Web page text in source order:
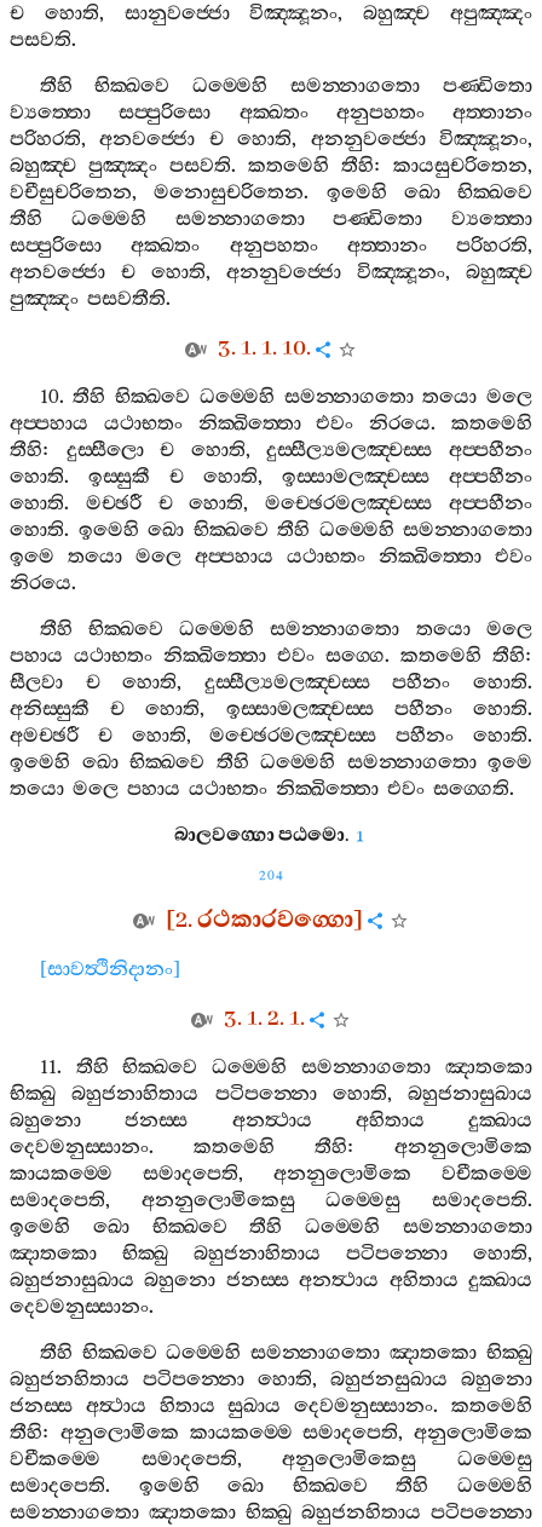
ච
හොති, සානුවජ‍්ජො විඤ‍්ඤූනං,බහුඤ‍්ච
අපුඤ‍්ඤං
පසවති.
තීහි
භික‍්ඛවෙ ධම‍්මෙහි සමන‍්නාගතො
පණ‍්ඩිතො
ව්‍යත‍්තො
සප‍්පුරිසො අක‍්ඛතං අනුපහතං
අත‍්තානං
පරිහරති,අනවජ‍්ජො ච හොති, අනනුවජ‍්ජො විඤ‍්ඤූනං,
බහුඤ‍්ච පුඤ‍්ඤං පසවති. කතමෙහි තීහි: කායසුචරිතෙන,
වචීසුචරිතෙන,මනොසුචරිතෙන. ඉමෙහි ඛො
භික‍්ඛවෙ
තීහි
ධම‍්මෙහි සමන‍්නාගතො පණ‍්ඩිතො
ව්‍යත‍්තො
සප‍්පුරිසො
අක‍්ඛතං අනුපහතං අත‍්තානං පරිහරති,
අනවජ‍්ජො
ච හොති, අනනුවජ‍්ජො විඤ‍්ඤූනං, බහුඤ‍්ච
පුඤ‍්ඤං පසවතීති.
3. 1. 1. 10.
10.තීහි භික‍්ඛවෙ ධම‍්මෙහි සමන‍්නාගතො තයො මලෙ
අප‍්පහාය
යථාභතං නික‍්ඛිත‍්තො එවං නිරයෙ.කතමෙහි
තීහි: දුස‍්සීලො ච හොති,දුස‍්සීල්‍යමලඤ‍්චස‍්ස
අප‍්පහීනං
හොති. ඉස‍්සුකී ච හොති, ඉස‍්සාමලඤ‍්චස‍්ස
අප‍්පහීනං
හොති. මච‍්ඡරී ච හොති,මච‍්ඡෙරමලඤ‍්චස‍්ස
අප‍්පහීනං
හොති. ඉමෙහි ඛො භික‍්ඛවෙ තීහි ධම‍්මෙහි සමන‍්නාගතො
ඉමෙ
තයො මලෙ අප‍්පහාය යථාභතං නික‍්ඛිත‍්තො එවං
නිරයෙ.
තීහි
භික‍්ඛවෙ ධම‍්මෙහි සමන‍්නාගතො තයො
මලෙ
පහාය යථාභතං නික‍්ඛිත‍්තො එවං සග‍්ගෙ. කතමෙහි තීහි:
සීලවා
ච හොති, දුස‍්සීල්‍යමලඤ‍්චස‍්ස පහීනං හොති.
අනිස‍්සුකී
ච හොති, ඉස‍්සාමලඤ‍්චස‍්ස පහීනං හොති.
අමච‍්ඡරී
ච හොති,මච‍්ඡෙරමලඤ‍්චස‍්ස පහීනං හොති.
ඉමෙහි ඛො භික‍්ඛවෙ තීහි ධම‍්මෙහි සමන‍්නාගතො ඉමෙ
තයො මලෙ පහාය යථාභතං නික‍්ඛිත‍්තො එවං සග‍්ගෙති.
බාලවග‍්ගොපඨමො. 1
204
[2.රථකාරවග‍්ගො]
[සාවත්‍ථිනිදානං]
3. 1. 2. 1.
11. තීහි භික‍්ඛවෙ ධම‍්මෙහි සමන‍්නාගතො
ඤාතකො
භික‍්ඛු
බහුජනාහිතාය පටිපන‍්නො හොති, බහුජනාසුඛාය
බහුනො
ජනස‍්ස අනත්‍ථාය අහිතාය
දුක‍්ඛාය
දෙවමනුස‍්සානං. කතමෙහි තීහි: අනනුලොමිකෙ
කායකම‍්මෙ
සමාදපෙති, අනනුලොමිකෙ
වචීකම‍්මෙ
සමාදපෙති, අනනුලොමිකෙසු ධම‍්මෙසු සමාදපෙති.
ඉමෙහි
ඛො භික‍්ඛවෙ තීහි ධම‍්මෙහි
සමන‍්නාගතො
ඤාතකො
භික‍්ඛු බහුජනාහිතාය පටිපන‍්නො හොති,
බහුජනාසුඛාය බහුනො ජනස‍්ස අනත්‍ථාය අහිතාය දුක‍්ඛාය
දෙවමනුස‍්සානං.
තීහි භික‍්ඛවෙ ධම‍්මෙහි සමන‍්නාගතො ඤාතකො භික‍්ඛු
බහුජනහිතාය
පටිපන‍්නො හොති, බහුජනසුඛාය
බහුනො
ජනස‍්ස අත්‍ථාය හිතාය සුඛාය දෙවමනුස‍්සානං.කතමෙහි
තීහි: අනුලොමිකෙ කායකම‍්මෙ සමාදපෙති, අනුලොමිකෙ
වචීකම‍්මෙ
සමාදපෙති,අනුලොමිකෙසු
ධම‍්මෙසු
සමාදපෙති. ඉමෙහි ඛො භික‍්ඛවෙ තීහි
ධම‍්මෙහි
සමන‍්නාගතො ඤාතකො භික‍්ඛු බහුජනහිතාය පටිපන‍්නො